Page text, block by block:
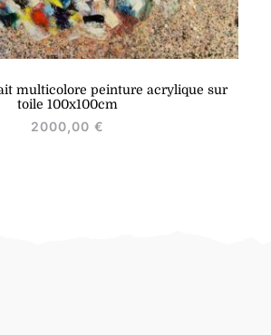
multicolore peinture acrylique sur
toile 100x100cm
2000,00€